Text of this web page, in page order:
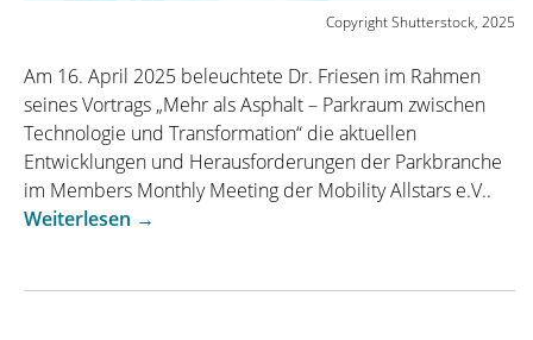
Copyright Shutterstock, 2025
Am 16. April 2025 beleuchtete Dr. Friesen im Rahmen
seines Vortrags „Mehr als Asphalt – Parkraum zwischen
Technologie und Transformation“ die aktuellen
Entwicklungen und Herausforderungen der Parkbranche
im Members Monthly Meeting der Mobility Allstars e.V..
Weiterlesen „Vortrag
→